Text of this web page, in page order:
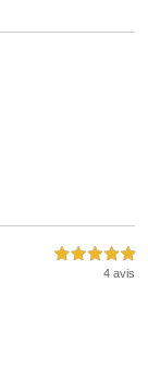
5,0 étoiles sur 5
4 avis